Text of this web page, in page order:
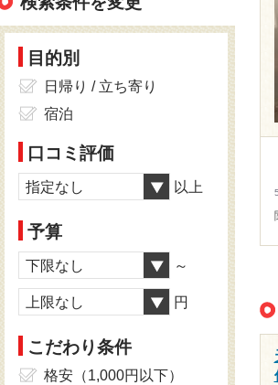
目的別
日帰り / 立ち寄り
宿泊
口コミ評価
指定なし 以上
予算
下限なし ～
上限なし 円
こだわり条件
格安（1,000円以下）